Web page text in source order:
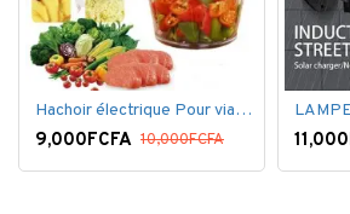
Hachoir électrique Pour viandes et légumes -Rouge
9,000FCFA 10,000FCFA